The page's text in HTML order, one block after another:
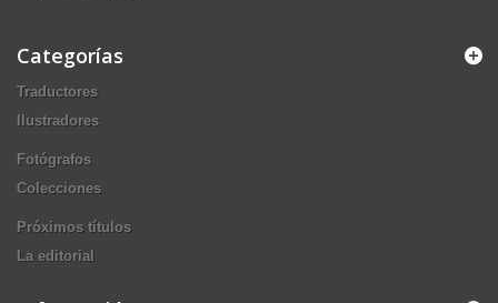
Categorías
Traductores
Ilustradores
Fotógrafos
Colecciones
Próximos títulos
La editorial